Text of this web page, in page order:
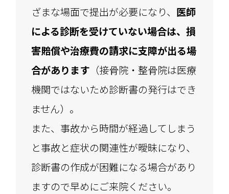
ざまな場面で提出が必要になり、 医師
による診断を受けていない場合は、損
害賠償や治療費の請求に支障が出る場
合があります（接骨院・整骨院は医療
機関ではないため診断書の発行はでき
ません）。
また、事故から時間が経過してしまう
と事故と症状の関連性が曖昧になり、
診断書の作成が困難になる場合があり
ますので早めにご来院ください。